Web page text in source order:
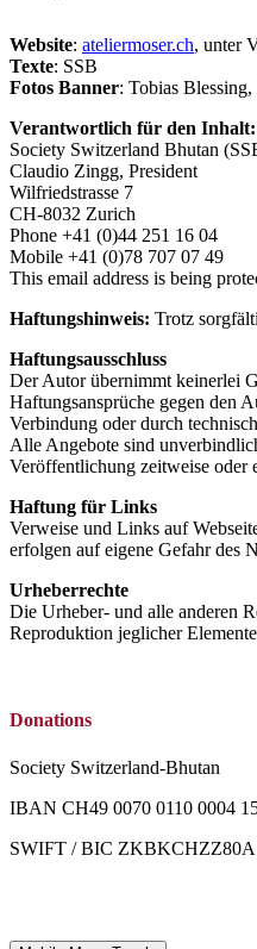
Website: ateliermoser.ch, unter
Texte: SSB
Fotos Banner: Tobias
Verantwortlich für den Inhalt:
Society Switzerland Bhutan
Claudio Zingg, President
Wilfriedstrasse 7
CH-8032 Zurich
Phone +41 (0)44 251 16 04
Mobile +41 (0)78 707 07 49
This email address is being
Haftungshinweis: Trotz
Haftungsausschluss
Der Autor übernimmt keinerlei
Haftungsansprüche gegen den
Verbindung oder durch
Alle Angebote sind
Veröffentlichung zeitweise oder
Haftung für Links
Verweise und Links auf
erfolgen auf eigene Gefahr des
Urheberrechte
Die Urheber- und alle anderen
Reproduktion jeglicher
Donations
Society Switzerland-Bhutan
IBAN CH49 0070 0110 0004
SWIFT / BIC ZKBKCHZZ80A